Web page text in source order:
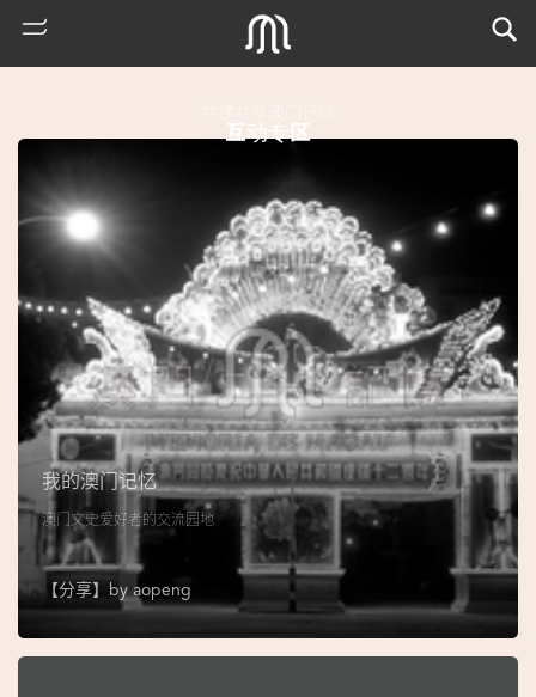
古
阁
互动专区
我的澳门记忆
澳门文史爱好者的交流园地
【分享】by aopeng